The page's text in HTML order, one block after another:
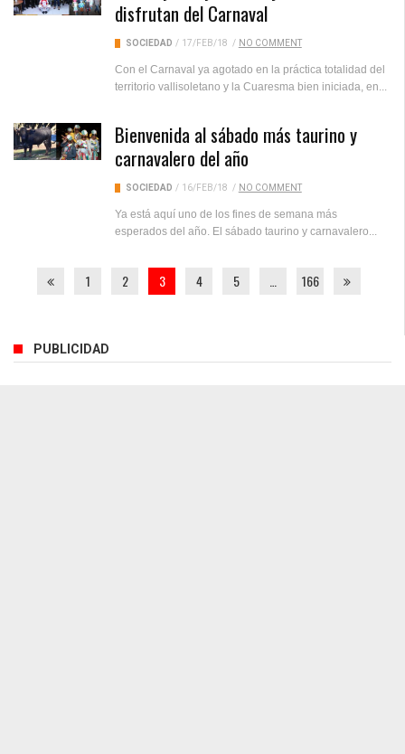
disfrutan del Carnaval
SOCIEDAD / 17/FEB/18 / NO COMMENT
Con el Carnaval ya agotado en la práctica totalidad del
territorio vallisoletano y la Cuaresma bien iniciada, en...
Bienvenida al sábado más taurino y
carnavalero del año
SOCIEDAD / 16/FEB/18 / NO COMMENT
Ya está aquí uno de los fines de semana más
esperados del año. El sábado taurino y carnavalero...
1 2 3 4 5 166
PUBLICIDAD